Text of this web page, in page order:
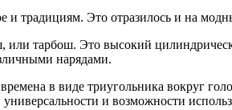
и традициям. Это отразилось и на
тарбош. Это высокий
нарядами.
в виде триугольника вокруг
и возможности